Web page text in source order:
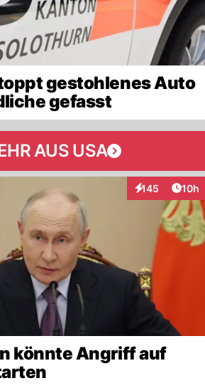
gestohlenes Auto
gefasst
AUS USA
145
Interaktionen
10h
könnte Angriff auf